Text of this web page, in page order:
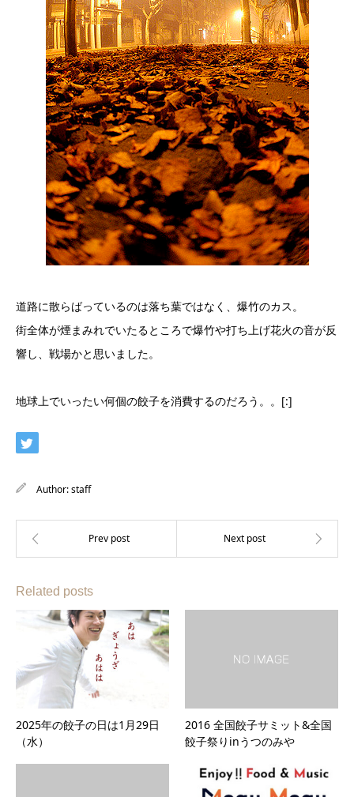
道路に散らばっているのは落ち葉ではなく、爆竹のカス。
街全体が煙まみれでいたるところで爆竹や打ち上げ花火の音が反
響し、戦場かと思いました。
地球上でいったい何個の餃子を消費するのだろう。。[:]
Author:staff
Related posts
2025年の餃子の日は1月29日
（水）
2016 全国餃子サミット&全国
餃子祭りinうつのみや